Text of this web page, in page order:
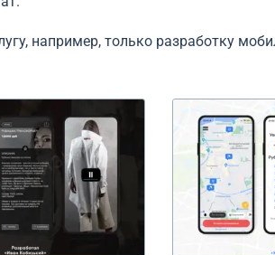
например, только разработку